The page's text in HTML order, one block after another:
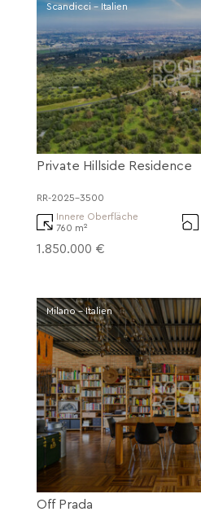
Scandicci - Italien
Private Hillside Residence
RR-2025-3500
Innere Oberfläche
760 m²
1.850.000 €
Milano - Italien
Off Prada